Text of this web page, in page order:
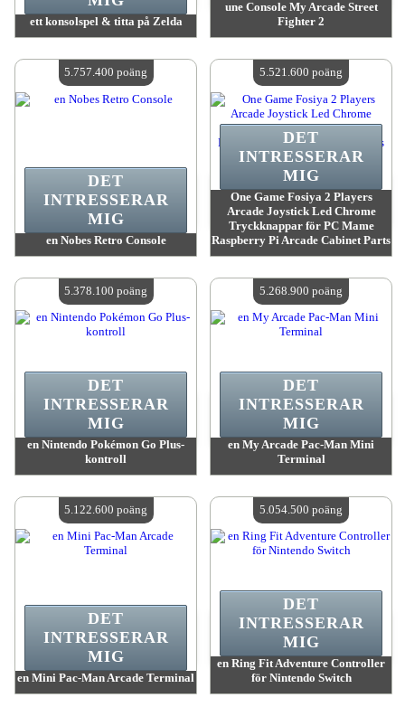
ett konsolspel & titta på Zelda
Antal tillgängliga:4
une Console My Arcade Street
Fighter 2
Antal tillgängliga:4
en Nobes Retro Console
Antal tillgängliga:4
DET
INTRESSERAR
MIG
5.757.400 poäng
One Game Fosiya 2 Players
Arcade Joystick Led Chrome
Tryckknappar för PC Mame
Raspberry Pi Arcade Cabinet Parts
Antal tillgängliga:4
DET
INTRESSERAR
MIG
5.521.600 poäng
en Nintendo Pokémon Go Plus-
kontroll
Antal tillgängliga:4
DET
INTRESSERAR
MIG
5.378.100 poäng
en My Arcade Pac-Man Mini
Terminal
Antal tillgängliga:4
DET
INTRESSERAR
MIG
5.268.900 poäng
en Mini Pac-Man Arcade Terminal
DET
INTRESSERAR
MIG
5.122.600 poäng
en Ring Fit Adventure Controller
för Nintendo Switch
DET
INTRESSERAR
MIG
5.054.500 poäng